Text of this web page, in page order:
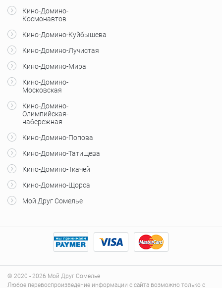
Кино-Домино-
Космонавтов
Кино-Домино-Куйбышева
Кино-Домино-Лучистая
Кино-Домино-Мира
Кино-Домино-
Московская
Кино-Домино-
Олимпийская-
набережная
Кино-Домино-Попова
Кино-Домино-Татищева
Кино-Домино-Ткачей
Кино-Домино-Щорса
Мой Друг Сомелье
© 2020 - 2026 Мой Друг Сомелье
Любое перевоспроизведение информации с сайта возможно только с